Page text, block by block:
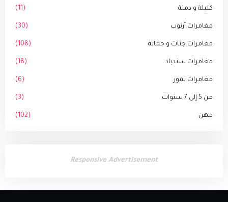
كليلة و دمنة (11)
مغامرات أرنوب (30)
مغامرات جنات و جمانة (108)
مغامرات سندباد (18)
مغامرات نمور (6)
من 5 إلى 7 سنوات (3)
مهن (102)
Responsive Advertisement